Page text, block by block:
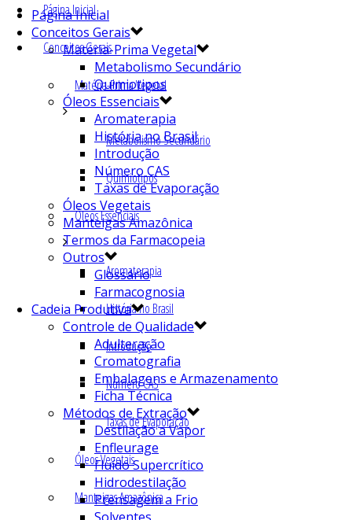
Página Inicial
Conceitos Gerais
Matéria-Prima Vegetal
Metabolismo Secundário
Quimiotipos
Óleos Essenciais
Aromaterapia
História no Brasil
Introdução
Número CAS
Taxas de Evaporação
Óleos Vegetais
Manteigas Amazônica
Página Inicial
Conceitos Gerais
Matéria-Prima Vegetal
Metabolismo Secundário
Quimiotipos
Óleos Essenciais
Aromaterapia
História no Brasil
Introdução
Número CAS
Taxas de Evaporação
Óleos Vegetais
Manteigas Amazônica
Termos da Farmacopeia
Outros
Glossário
Farmacognosia
Cadeia Produtiva
Controle de Qualidade
Adulteração
Cromatografia
Embalagens e Armazenamento
Ficha Técnica
Métodos de Extração
Destilação a Vapor
Enfleurage
Fluído Supercrítico
Hidrodestilação
Prensagem a Frio